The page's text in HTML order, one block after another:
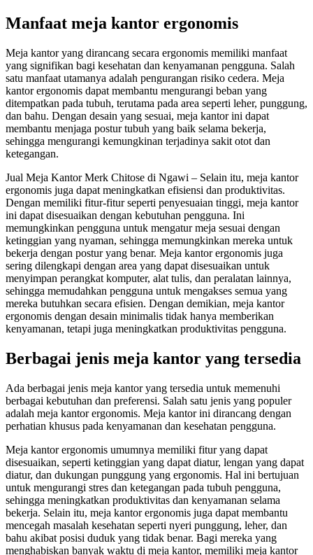
Manfaat meja kantor ergonomis
Meja kantor yang dirancang secara ergonomis memiliki manfaat
yang signifikan bagi kesehatan dan kenyamanan pengguna. Salah
satu manfaat utamanya adalah pengurangan risiko cedera. Meja
kantor ergonomis dapat membantu mengurangi beban yang
ditempatkan pada tubuh, terutama pada area seperti leher, punggung,
dan bahu. Dengan desain yang sesuai, meja kantor ini dapat
membantu menjaga postur tubuh yang baik selama bekerja,
sehingga mengurangi kemungkinan terjadinya sakit otot dan
ketegangan.
Jual Meja Kantor Merk Chitose di Ngawi – Selain itu, meja kantor
ergonomis juga dapat meningkatkan efisiensi dan produktivitas.
Dengan memiliki fitur-fitur seperti penyesuaian tinggi, meja kantor
ini dapat disesuaikan dengan kebutuhan pengguna. Ini
memungkinkan pengguna untuk mengatur meja sesuai dengan
ketinggian yang nyaman, sehingga memungkinkan mereka untuk
bekerja dengan postur yang benar. Meja kantor ergonomis juga
sering dilengkapi dengan area yang dapat disesuaikan untuk
menyimpan perangkat komputer, alat tulis, dan peralatan lainnya,
sehingga memudahkan pengguna untuk mengakses semua yang
mereka butuhkan secara efisien. Dengan demikian, meja kantor
ergonomis dengan desain minimalis tidak hanya memberikan
kenyamanan, tetapi juga meningkatkan produktivitas pengguna.
Berbagai jenis meja kantor yang tersedia
Ada berbagai jenis meja kantor yang tersedia untuk memenuhi
berbagai kebutuhan dan preferensi. Salah satu jenis yang populer
adalah meja kantor ergonomis. Meja kantor ini dirancang dengan
perhatian khusus pada kenyamanan dan kesehatan pengguna.
Meja kantor ergonomis umumnya memiliki fitur yang dapat
disesuaikan, seperti ketinggian yang dapat diatur, lengan yang dapat
diatur, dan dukungan punggung yang ergonomis. Hal ini bertujuan
untuk mengurangi stres dan ketegangan pada tubuh pengguna,
sehingga meningkatkan produktivitas dan kenyamanan selama
bekerja. Selain itu, meja kantor ergonomis juga dapat membantu
mencegah masalah kesehatan seperti nyeri punggung, leher, dan
bahu akibat posisi duduk yang tidak benar. Bagi mereka yang
menghabiskan banyak waktu di meja kantor, memiliki meja kantor